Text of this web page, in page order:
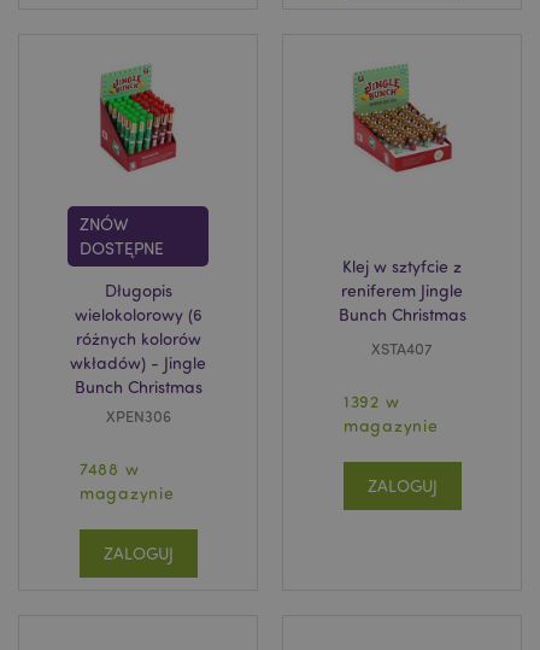
ZNÓW
DOSTĘPNE
Długopis
wielokolorowy (6
różnych kolorów
wkładów) - Jingle
Bunch Christmas
XPEN306
7488 w
magazynie
ZALOGUJ
Klej w sztyfcie z
reniferem Jingle
Bunch Christmas
XSTA407
1392 w
magazynie
ZALOGUJ
Nazwa
Provider
Domena
CookieScriptConsent
CookieScript
.puckator.pl
invalidation
Google